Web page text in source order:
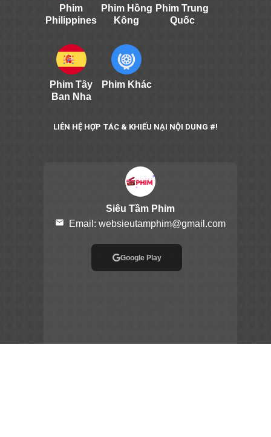
Phim
Philippines
Phim Hồng
Kông
Phim Trung
Quốc
Phim Tây
Ban Nha
Phim Khác
LIÊN HỆ HỢP TÁC & KHIẾU NẠI NỘI DUNG #!
Siêu Tầm Phim
email Email: websieutamphim@gmail.com
Google Play